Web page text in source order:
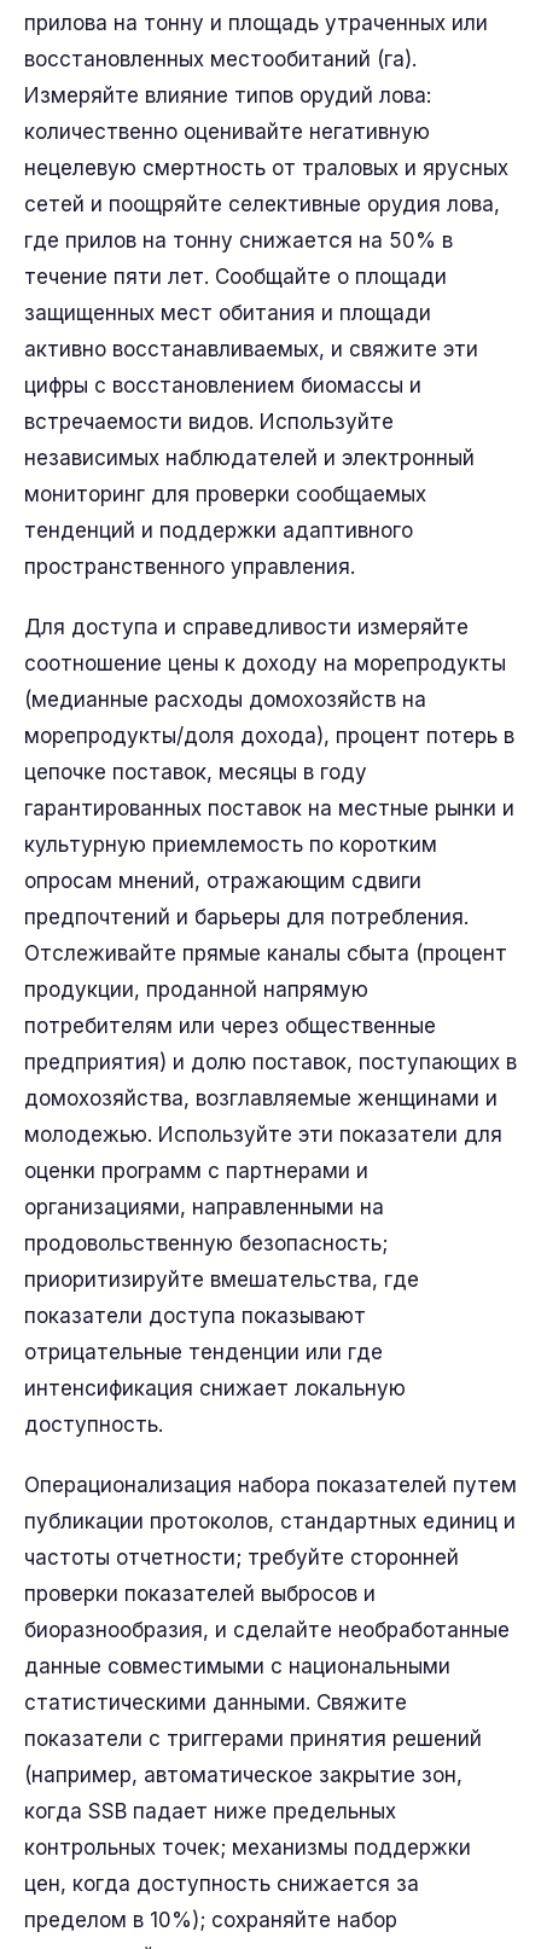
прилова на тонну и площадь утраченных или
восстановленных местообитаний (га).
Измеряйте влияние типов орудий лова:
количественно оценивайте негативную
нецелевую смертность от траловых и ярусных
сетей и поощряйте селективные орудия лова,
где прилов на тонну снижается на 50% в
течение пяти лет. Сообщайте о площади
защищенных мест обитания и площади
активно восстанавливаемых, и свяжите эти
цифры с восстановлением биомассы и
встречаемости видов. Используйте
независимых наблюдателей и электронный
мониторинг для проверки сообщаемых
тенденций и поддержки адаптивного
пространственного управления.
Для доступа и справедливости измеряйте
соотношение цены к доходу на морепродукты
(медианные расходы домохозяйств на
морепродукты/доля дохода), процент потерь в
цепочке поставок, месяцы в году
гарантированных поставок на местные рынки и
культурную приемлемость по коротким
опросам мнений, отражающим сдвиги
предпочтений и барьеры для потребления.
Отслеживайте прямые каналы сбыта (процент
продукции, проданной напрямую
потребителям или через общественные
предприятия) и долю поставок, поступающих в
домохозяйства, возглавляемые женщинами и
молодежью. Используйте эти показатели для
оценки программ с партнерами и
организациями, направленными на
продовольственную безопасность;
приоритизируйте вмешательства, где
показатели доступа показывают
отрицательные тенденции или где
интенсификация снижает локальную
доступность.
Операционализация набора показателей путем
публикации протоколов, стандартных единиц и
частоты отчетности; требуйте сторонней
проверки показателей выбросов и
биоразнообразия, и сделайте необработанные
данные совместимыми с национальными
статистическими данными. Свяжите
показатели с триггерами принятия решений
(например, автоматическое закрытие зон,
когда SSB падает ниже предельных
контрольных точек; механизмы поддержки
цен, когда доступность снижается за
пределом в 10%); сохраняйте набор